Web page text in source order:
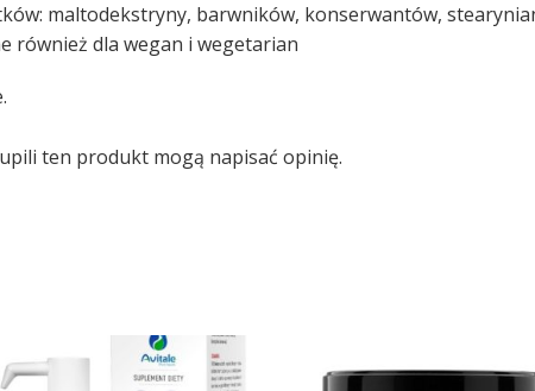
maltodekstryny, barwników, konserwantów,
również dla wegan i wegetarian
ten produkt mogą napisać opinię.